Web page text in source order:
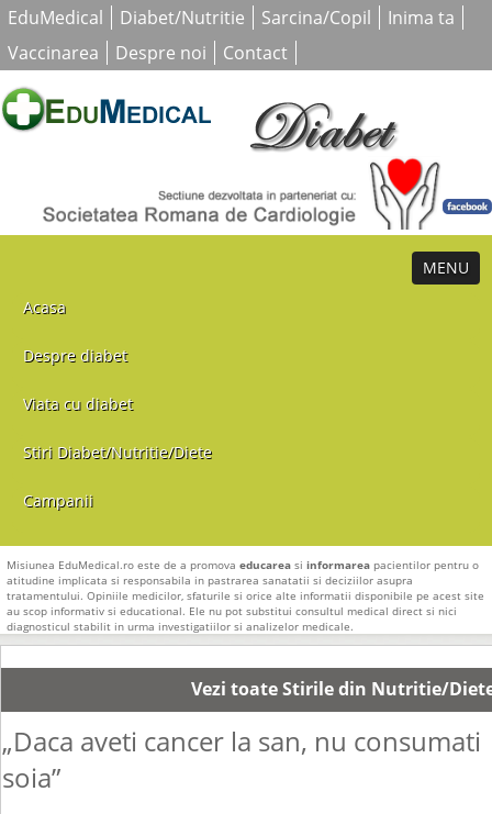
EduMedical Diabet/Nutritie Sarcina/Copil
Inima ta
Vaccinarea
Despre noi Contact
MENU
Acasa
Despre diabet
Viata cu diabet
Stiri Diabet/Nutritie/Diete
Campanii
Misiunea EduMedical.ro este de a promovaeducarea siinformarea pacientilor pentru o
atitudine implicata si responsabila in pastrarea sanatatii si deciziilor asupra
tratamentului. Opiniile medicilor, sfaturile si orice alte informatii disponibile pe acest site
au scop informativ si educational. Ele nu pot substitui consultul medical direct si nici
diagnosticul stabilit in urma investigatiilor si analizelor medicale.
Vezi toate Stirile din Nutritie/
„Daca aveti cancer la san, nu consumati
soia”